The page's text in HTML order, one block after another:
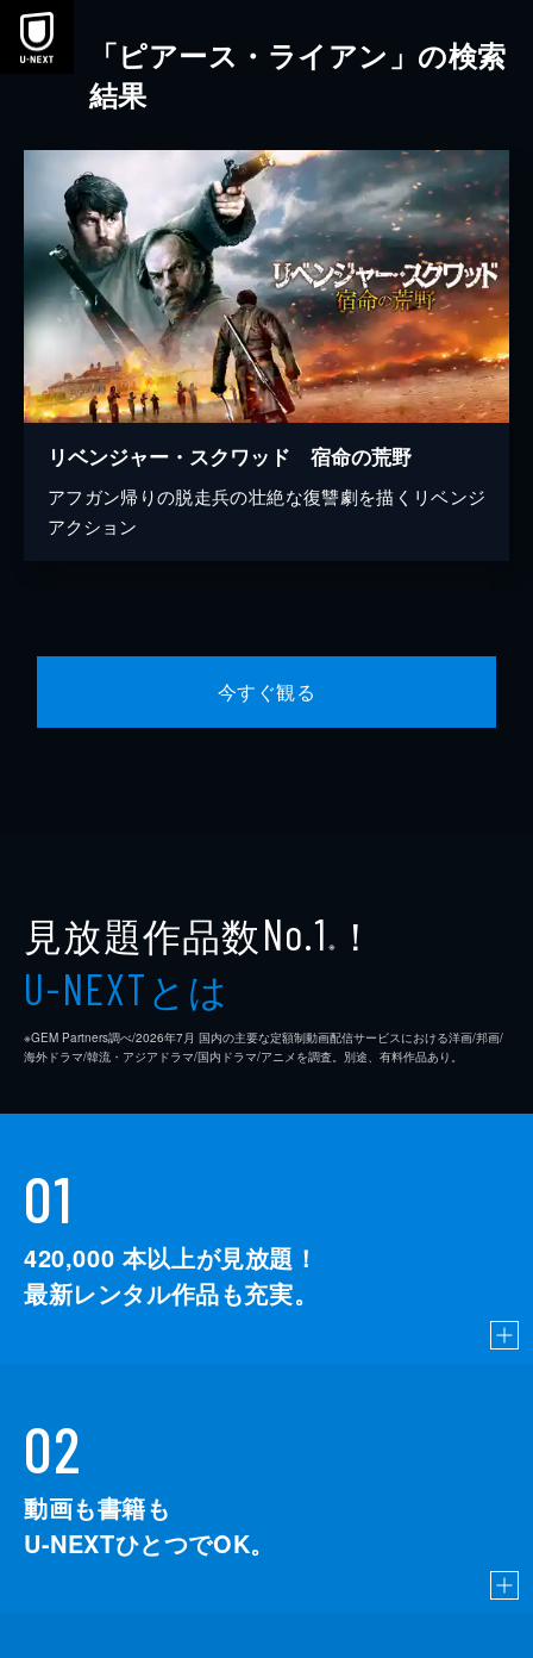
本文へスキップ
「ピアース・ライアン」の検索
結果
リベンジャー・スクワッド 宿命の荒野
アフガン帰りの脱走兵の壮絶な復讐劇を描くリベンジ
アクション
今すぐ観る
見放題作品数No.1 ※ ！
U-NEXTとは
※GEM Partners調べ/2026年7⽉ 国内の主要な定額制動画配信サービスにおける洋画/邦画/
海外ドラマ/韓流・アジアドラマ/国内ドラマ/アニメを調査。別途、有料作品あり。
01
420,000 本以上が見放題！
最新レンタル作品も充実。
02
動画も書籍も
U-NEXTひとつでOK。